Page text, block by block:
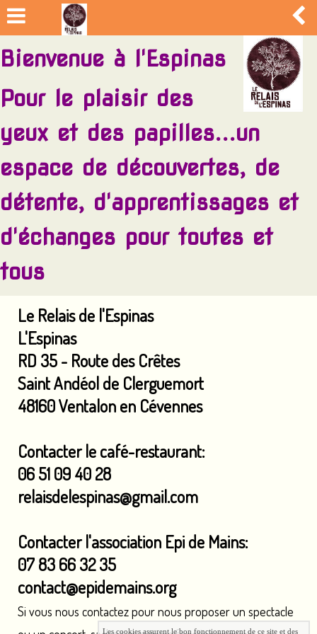
Bienvenue à l'Espinas
Pour le plaisir des
yeux et des papilles...un
espace de découvertes, de
détente, d'apprentissages et
d'échanges pour toutes et
tous
Le Relais de l'Espinas
L'Espinas
RD 35 - Route des Crêtes
Saint Andéol de Clerguemort
48160 Ventalon en Cévennes
Contacter le café-restaurant:
06 51 09 40 28
relaisdelespinas@gmail.com
Contacter l'association Epi de Mains:
07 83 66 32 35
contact@epidemains.org
Si vous nous contactez pour nous proposer un spectacle
Les cookies assurent le bon fonctionnement de ce site et des